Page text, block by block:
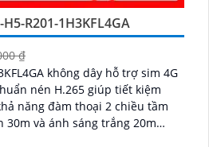
H5-R201-1H3KFL4GA
₫
không dây hỗ trợ sim 4G
nén H.265 giúp tiết kiệm
năng đàm thoại 2 chiều tầm
và ánh sáng trắng 20m